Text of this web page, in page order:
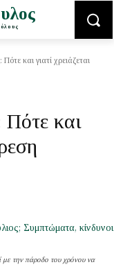
και γιατί χρειάζεται
Πότε και
με την πάροδο του χρόνου να